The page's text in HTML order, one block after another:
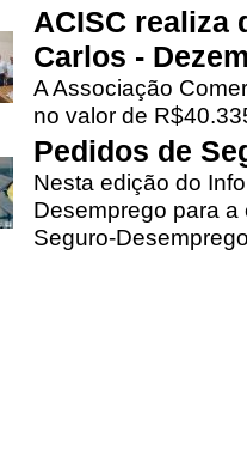
ACISC realiza
Carlos -
A Associação
no valor de
Pedidos de
Nesta edição do
Desemprego para
Seguro-